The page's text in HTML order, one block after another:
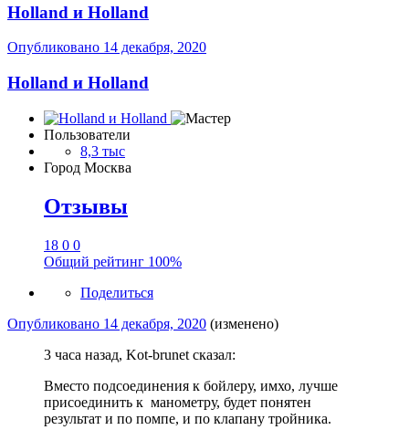
Holland и Holland
Опубликовано 14 декабря, 2020
Holland и Holland
Пользователи
8,3 тыс
Город Москва
Отзывы
18 0 0
Общий рейтинг 100%
Поделиться
Опубликовано 14 декабря, 2020 (изменено)
3 часа назад, Kot-brunet сказал:
Вместо подсоединения к бойлеру, имхо, лучше
присоединить к манометру, будет понятен
результат и по помпе, и по клапану тройника.